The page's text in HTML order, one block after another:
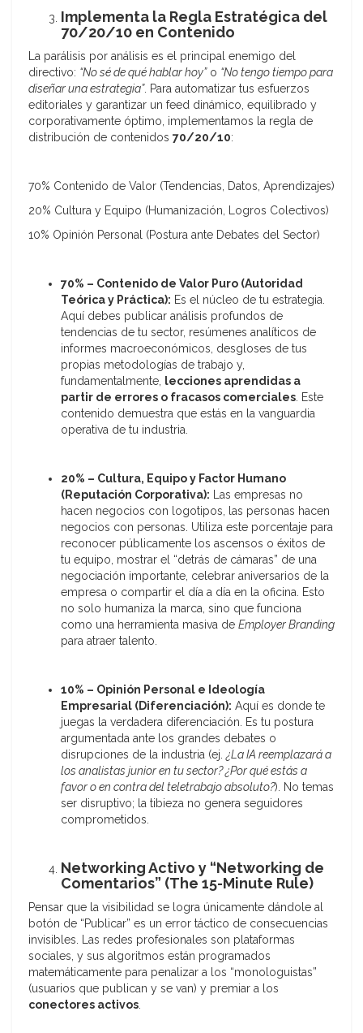
Implementa la Regla Estratégica del
70/20/10 en Contenido
La parálisis por análisis es el principal enemigo del
directivo: “No sé de qué hablar hoy”o “No tengo tiempo para
diseñar una estrategia”. Para automatizar tus esfuerzos
editoriales y garantizar un feed dinámico, equilibrado y
corporativamente óptimo, implementamos la regla de
distribución de contenidos 70/20/10:
70% Contenido de Valor (Tendencias, Datos, Aprendizajes)
20% Cultura y Equipo (Humanización, Logros Colectivos)
10% Opinión Personal (Postura ante Debates del Sector)
70% – Contenido de Valor Puro (Autoridad
Teórica y Práctica): Es el núcleo de tu estrategia.
Aquí debes publicar análisis profundos de
tendencias de tu sector, resúmenes analíticos de
informes macroeconómicos, desgloses de tus
propias metodologías de trabajo y,
fundamentalmente, lecciones aprendidas a
partir de errores o fracasos comerciales. Este
contenido demuestra que estás en la vanguardia
operativa de tu industria.
20% – Cultura, Equipo y Factor Humano
(Reputación Corporativa): Las empresas no
hacen negocios con logotipos, las personas hacen
negocios con personas. Utiliza este porcentaje para
reconocer públicamente los ascensos o éxitos de
tu equipo, mostrar el “detrás de cámaras” de una
negociación importante, celebrar aniversarios de la
empresa o compartir el día a día en la oficina. Esto
no solo humaniza la marca, sino que funciona
como una herramienta masiva de Employer Branding
para atraer talento.
10% – Opinión Personal e Ideología
Empresarial (Diferenciación): Aquí es donde te
juegas la verdadera diferenciación. Es tu postura
argumentada ante los grandes debates o
disrupciones de la industria (ej.¿La IA reemplazará a
los analistas junior en tu sector? ¿Por qué estás a
favor o en contra del teletrabajo absoluto?). No temas
ser disruptivo; la tibieza no genera seguidores
comprometidos.
Networking Activo y “Networking de
Comentarios” (The 15-Minute Rule)
Pensar que la visibilidad se logra únicamente dándole al
botón de “Publicar” es un error táctico de consecuencias
invisibles. Las redes profesionales son plataformas
sociales, y sus algoritmos están programados
matemáticamente para penalizar a los “monologuistas”
(usuarios que publican y se van) y premiar a los
conectores activos.